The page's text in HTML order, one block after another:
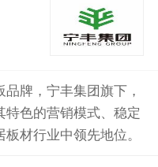
品牌，宁丰集团旗下，
特色的营销模式、稳定
材行业中领先地位。